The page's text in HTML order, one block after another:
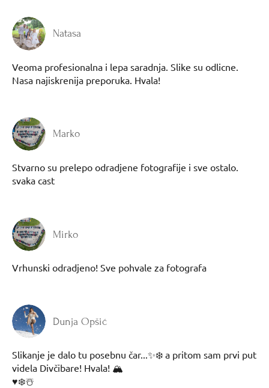
Natasa
Veoma profesionalna i lepa saradnja. Slike su odlicne.
Nasa najiskrenija preporuka. Hvala!
Marko
Stvarno su prelepo odradjene fotografije i sve ostalo.
svaka cast
Mirko
Vrhunski odradjeno! Sve pohvale za fotografa
Dunja Opšić
Slikanje je dalo tu posebnu čar...✨❄️ a pritom sam prvi put
videla Divčibare! Hvala! 🏔️
♥️❄️☃️